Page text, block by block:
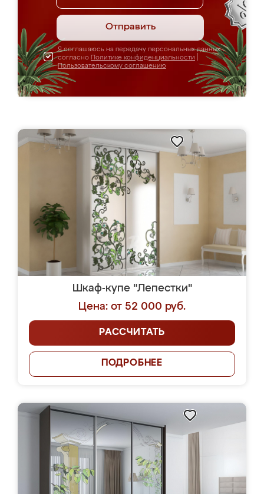
Отправить
Я соглашаюсь на передачу персональных данных
согласно Политике конфиденциальности
Пользовательскому соглашению
Шкаф-купе "Лепестки"
Цена: от 52 000 руб.
РАССЧИТАТЬ
ПОДРОБНЕЕ